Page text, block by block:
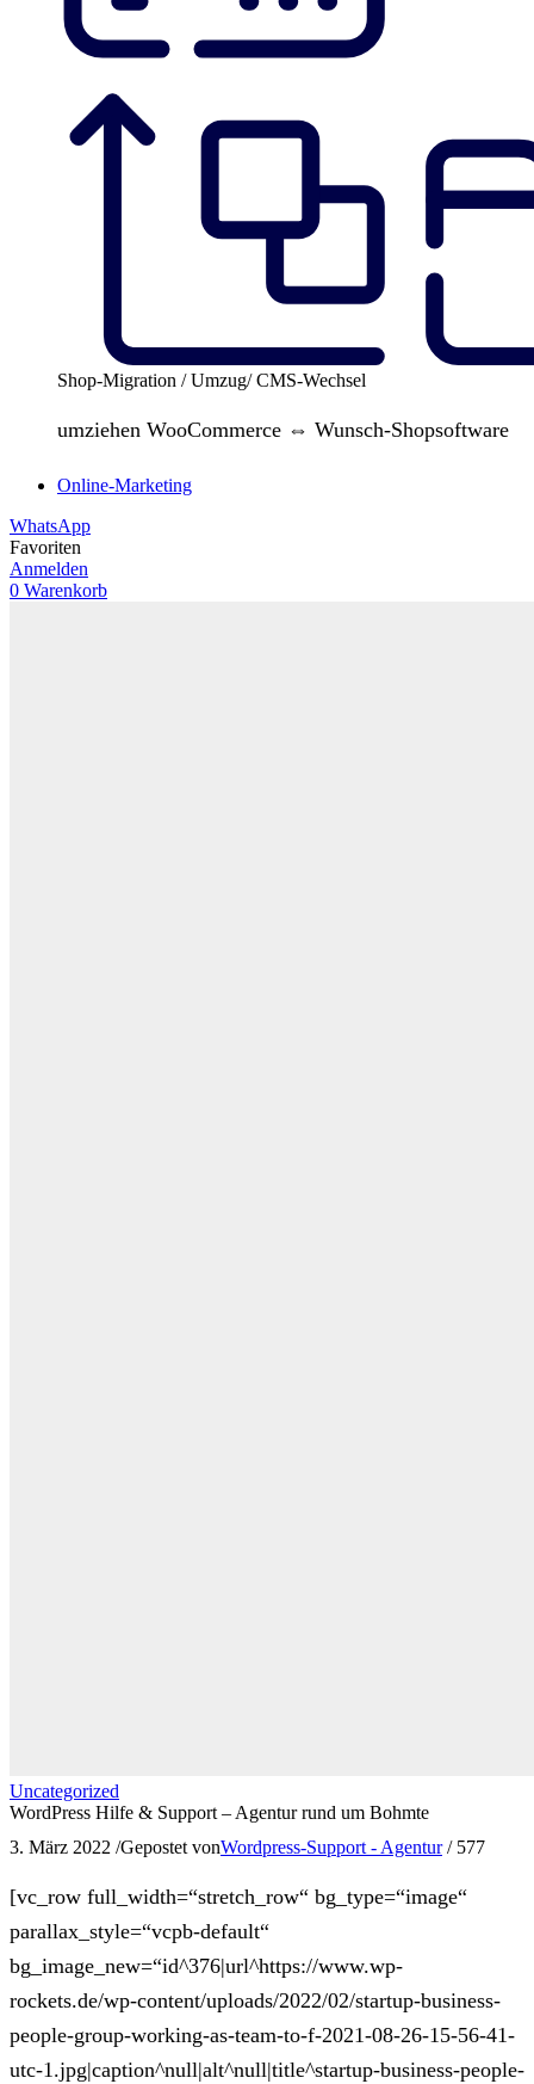
Shop-Migration / Umzug/ CMS-Wechsel
umziehen WooCommerce ⇔ Wunsch-Shopsoftware
Online-Marketing
WhatsApp
Favoriten
Anmelden
0 Warenkorb
Uncategorized
WordPress Hilfe & Support – Agentur rund um Bohmte
3. März 2022 /Gepostet vonWordpress-Support - Agentur / 577
[vc_row full_width=“stretch_row“ bg_type=“image“
parallax_style=“vcpb-default“
bg_image_new=“id^376|url^https://www.wp-
rockets.de/wp-content/uploads/2022/02/startup-business-
people-group-working-as-team-to-f-2021-08-26-15-56-41-
utc-1.jpg|caption^null|alt^null|title^startup-business-people-